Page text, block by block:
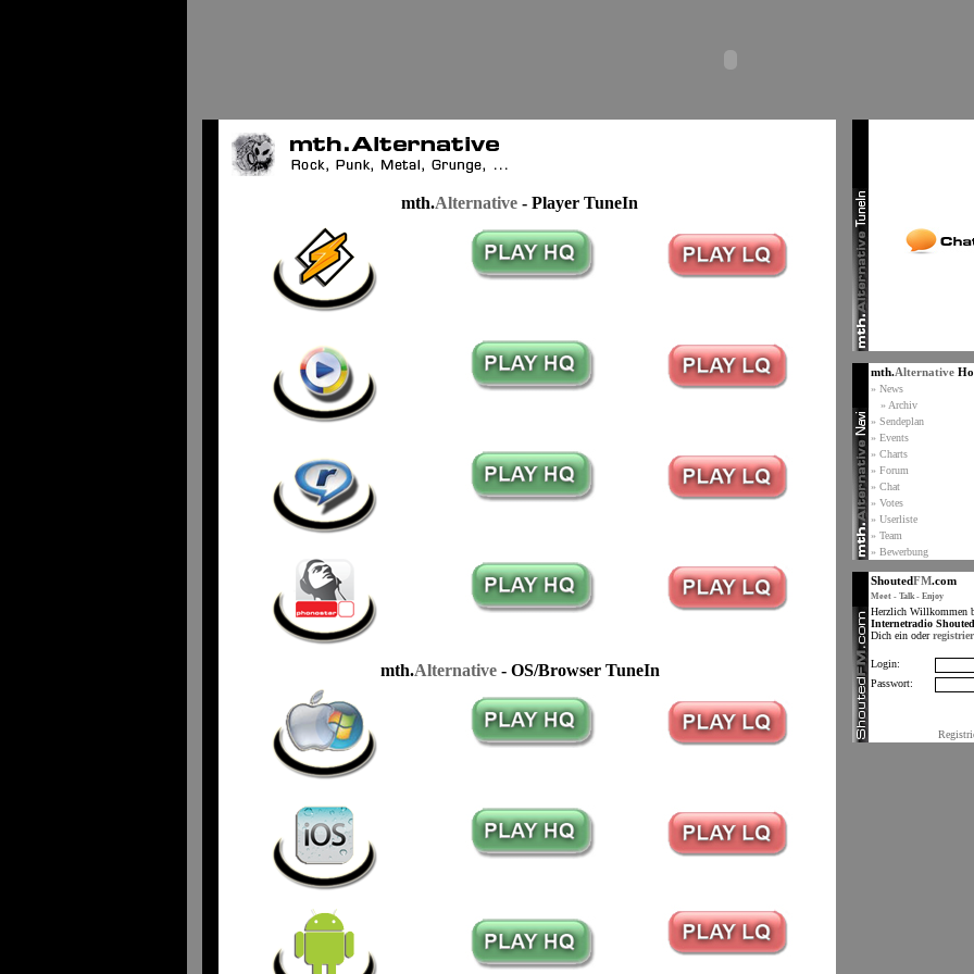
mth.Alternative - Player TuneIn
mth.Alternative- OS/Browser TuneIn
mth.Alternative
» News
» Archiv
» Sendeplan
» Events
» Charts
» Forum
» Chat
» Votes
» Userliste
» Team
» Bewerbung
ShoutedFM.com
Meet - Talk - Enjoy
Herzlich Willkommen
Internetradio Shouted
Dich ein oder
Login:
Passwort: